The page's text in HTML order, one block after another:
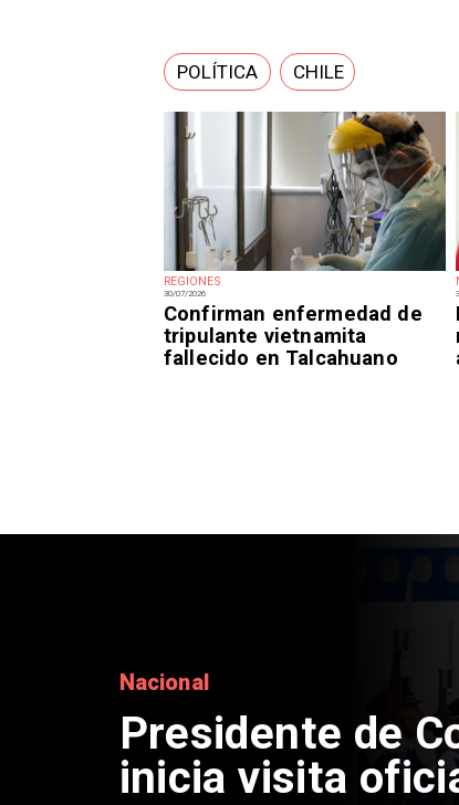
REGIONES
30/07/2026
Confirman enfermedad de
tripulante vietnamita
fallecido en Talcahuano
POLÍTICA CHILE
Regiones
Confirman
tripulante